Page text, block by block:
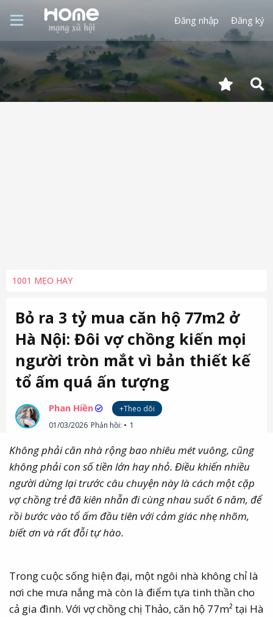
Đăng nhập Đăng ký
1001 MẸO HAY
Bỏ ra 3 tỷ mua căn hộ 77m2 ở
Hà Nội: Đôi vợ chồng kiến mọi
người tròn mắt vì bản thiết kế
tổ ấm quá ấn tượng
Phan Hiền
+Theo dõi
01/03/2026 Phản hồi: 1
Không phải căn nhà rộng bao nhiêu mét vuông, cũng
không phải con số tiền lớn hay nhỏ. Điều khiến nhiều
người dừng lại trước câu chuyện này là cách một cặp
vợ chồng trẻ đã kiên nhẫn đi cùng nhau suốt 6 năm, để
rồi bước vào tổ ấm đầu tiên với cảm giác nhẹ nhõm,
biết ơn và rất đỗi tự hào.
Trong cuộc sống hiện đại, một ngôi nhà không chỉ là
nơi che mưa nắng mà còn là điểm tựa tinh thần cho
cả gia đình. Với vợ chồng chị Thảo, căn hộ 77m² tại Hà